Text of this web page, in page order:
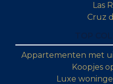
Las
Cruz
Appartementen met
Koopjes
Luxe